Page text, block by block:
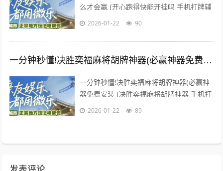
么才会赢 (开心跑得快能开挂吗 手机打牌辅
助是一款可以让一直输的玩家，快速成为一
2026-01-22 90
一分钟秒懂!决胜奕福麻将胡牌神器(必赢神器免费安装)
一分钟秒懂!决胜奕福麻将胡牌神器(必赢神
器免费安装 (决胜奕福麻将胡牌神器 手机打
牌辅助是一款可以让一直输的玩家，快速成
2026-01-22 89